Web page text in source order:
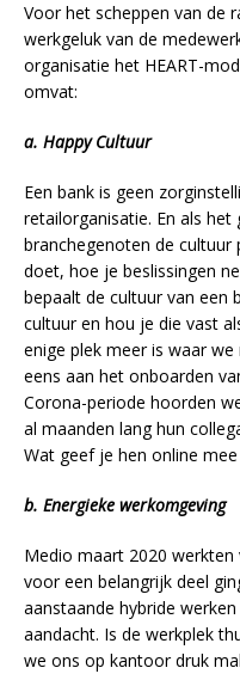
Voor het scheppen van de
werkgeluk van de
organisatie het HEART-
omvat:
a. Happy Cultuur
Een bank is geen
retailorganisatie. En als
branchegenoten de cultuur
doet, hoe je beslissingen
bepaalt de cultuur van een
cultuur en hou je die vast
enige plek meer is waar
eens aan het onboarden
Corona-periode hoorden
al maanden lang hun
Wat geef je hen online
b. Energieke werkomgeving
Medio maart 2020 werkten
voor een belangrijk deel
aanstaande hybride
aandacht. Is de werkplek
we ons op kantoor druk